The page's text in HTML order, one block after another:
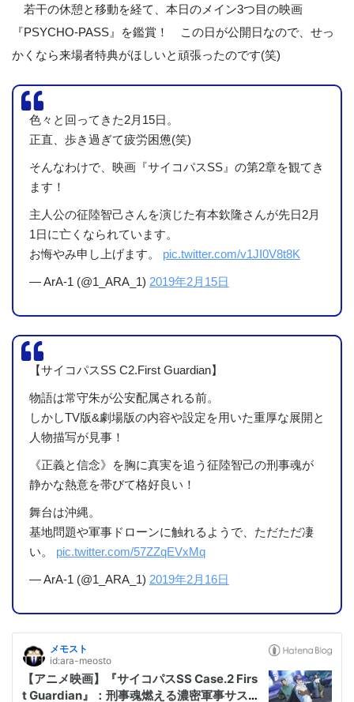
若干の休憩と移動を経て、本日のメイン3つ目の映画
『PSYCHO-PASS』を鑑賞！ この日が公開日なので、せっ
かくなら来場者特典がほしいと頑張ったのです(笑)
色々と回ってきた2月15日。
正直、歩き過ぎて疲労困憊(笑)
そんなわけで、映画『サイコパスSS』の第2章を観てき
ます！
主人公の征陸智己さんを演じた有本欽隆さんが先日2月
1日に亡くなられています。
お悔やみ申し上げます。 pic.twitter.com/v1JI0V8t8K
— ArA-1 (@1_ARA_1) 2019年2月15日
【サイコパスSS C2.First Guardian】
物語は常守朱が公安配属される前。
しかしTV版&劇場版の内容や設定を用いた重厚な展開と
人物描写が見事！
《正義と信念》を胸に真実を追う征陸智己の刑事魂が
静かな熱意を帯びて格好良い！
舞台は沖縄。
基地問題や軍事ドローンに触れるようで、ただただ凄
い。 pic.twitter.com/57ZZqEVxMq
— ArA-1 (@1_ARA_1) 2019年2月16日